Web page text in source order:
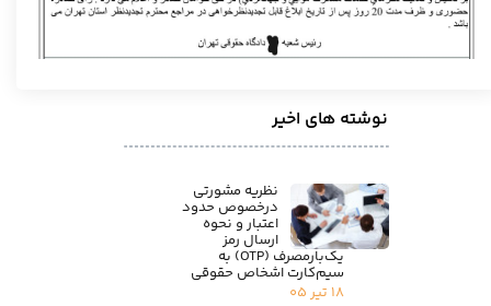
نوشته های اخیر
نظریه مشورتی
درخصوص حدود
اعتبار و نحوه
ارسال رمز
یک‌بارمصرف (OTP) به
سیم‌کارت اشخاص حقوقی
۱۸ تیر ۰۵